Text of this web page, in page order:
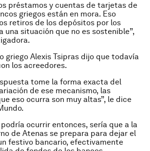
préstamos y cuentas de tarjetas de
griegos están en mora. Eso
retiros de los depósitos por los
una situación que no es sostenible”,
griego Alexis Tsipras dijo que todavía
los acreedores.
tome la forma exacta del
de ese mecanismo, las
eso ocurra son muy altas”, le dice
ocurrir entonces, sería que a la
de Atenas se prepara para dejar el
festivo bancario, efectivamente